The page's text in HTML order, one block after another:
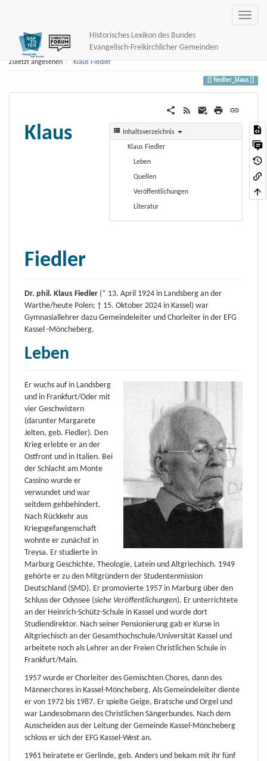
Historisches Lexikon des Bundes
Evangelisch-Freikirchlicher Gemeinden
Zuletzt angesehen Klaus Fiedler
fiedler_klaus
Inhaltsverzeichnis
Klaus Fiedler
Leben
Quellen
Veröffentlichungen
Literatur
Klaus
Fiedler
Dr. phil. Klaus Fiedler (* 13. April 1924 in Landsberg an der
Warthe/heute Polen; † 15. Oktober 2024 in Kassel) war
Gymnasiallehrer dazu Gemeindeleiter und Chorleiter in der EFG
Kassel -Möncheberg.
Leben
Er wuchs auf in Landsberg
und in Frankfurt/Oder mit
vier Geschwistern
(darunter Margarete
Jelten, geb. Fiedler). Den
Krieg erlebte er an der
Ostfront und in Italien. Bei
der Schlacht am Monte
Cassino wurde er
verwundet und war
seitdem gehbehindert.
Nach Rückkehr aus
Kriegsgefangenschaft
wohnte er zunächst in
Treysa. Er studierte in
Marburg Geschichte, Theologie, Latein und Altgriechisch. 1949
gehörte er zu den Mitgründern der Studentenmission
Deutschland (SMD). Er promovierte 1957 in Marburg über den
Schluss der Odyssee (siehe Veröffentlichungen). Er unterrichtete
an der Heinrich-Schütz-Schule in Kassel und wurde dort
Studiendirektor. Nach seiner Pensionierung gab er Kurse in
Altgriechisch an der Gesamthochschule/Universität Kassel und
arbeitete noch als Lehrer an der Freien Christlichen Schule in
Frankfurt/Main.
1957 wurde er Chorleiter des Gemischten Chores, dann des
Männerchores in Kassel-Möncheberg. Als Gemeindeleiter diente
er von 1972 bis 1987. Er spielte Geige, Bratsche und Orgel und
war Landesobmann des Christlichen Sängerbundes. Nach dem
Ausscheiden aus der Leitung der Gemeinde Kassel-Möncheberg
schloss er sich der EFG Kassel-West an.
1961 heiratete er Gerlinde, geb. Anders und bekam mit ihr fünf